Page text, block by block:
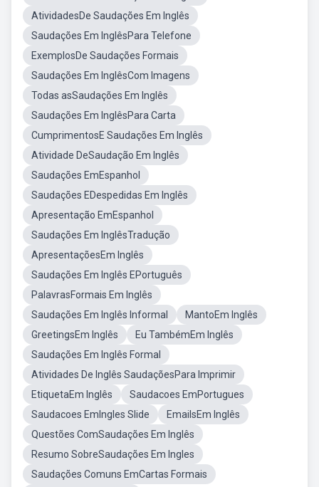
AtividadesDe Saudações Em Inglês
Saudações Em InglêsPara Telefone
ExemplosDe Saudações Formais
Saudações Em InglêsCom Imagens
Todas asSaudações Em Inglês
Saudações Em InglêsPara Carta
CumprimentosE Saudações Em Inglês
Atividade DeSaudação Em Inglês
Saudações EmEspanhol
Saudações EDespedidas Em Inglês
Apresentação EmEspanhol
Saudações Em InglêsTradução
ApresentaçõesEm Inglês
Saudações Em Inglês EPortuguês
PalavrasFormais Em Inglês
Saudações Em Inglês Informal
MantoEm Inglês
GreetingsEm Inglês
Eu TambémEm Inglês
Saudações Em Inglês Formal
Atividades De Inglês SaudaçõesPara Imprimir
EtiquetaEm Inglês
Saudacoes EmPortugues
Saudacoes EmIngles Slide
EmailsEm Inglês
Questões ComSaudações Em Inglês
Resumo SobreSaudações Em Ingles
Saudações Comuns EmCartas Formais